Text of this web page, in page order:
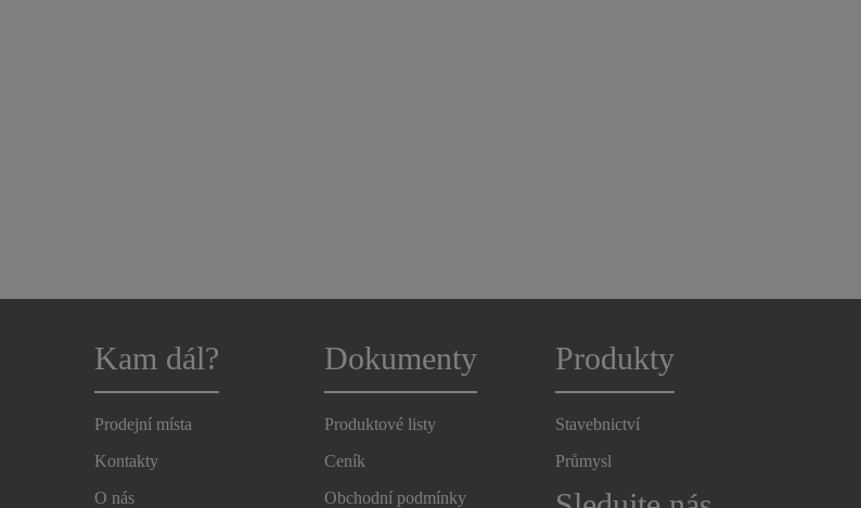
Kam dál?
Prodejní místa
Kontakty
O nás
Dokumenty
Produktové listy
Ceník
Obchodní podmínky
Produkty
Stavebnictví
Průmysl